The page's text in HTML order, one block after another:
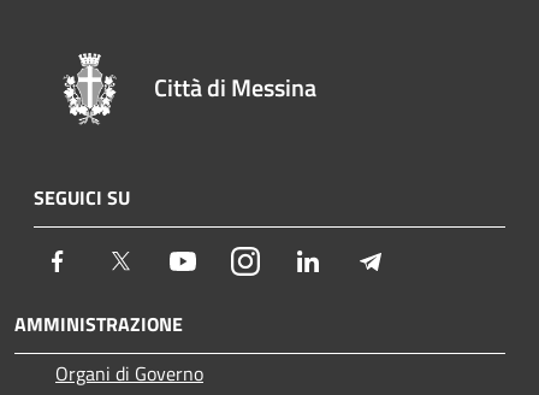
Città di Messina
SEGUICI SU
Facebook Twitter YoutubeInstagram LinkedIn
AMMINISTRAZIONE
Organi di Governo